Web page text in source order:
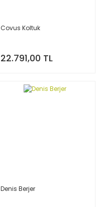
Covus Koltuk
22.791,00 TL
Denis Berjer